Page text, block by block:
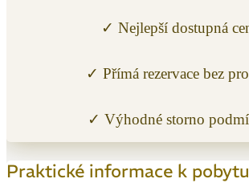
✓ Nejlepší dostupná
✓ Přímá rezervace bez
✓ Výhodné storno
Praktické informace k pobytu